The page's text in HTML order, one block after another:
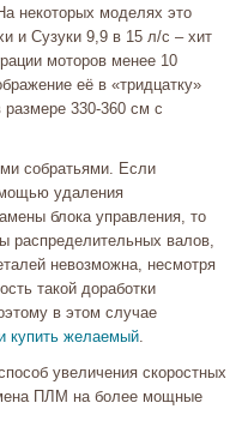
некоторых моделях это
и Сузуки 9,9 в 15 л/с – хит
моторов менее 10
её в «тридцатку»
330-360 см с
собратьями. Если
удаления
блока управления, то
распределительных валов,
невозможна, несмотря
такой доработки
в этом случае
купить желаемый.
увеличения скоростных
ПЛМ на более мощные